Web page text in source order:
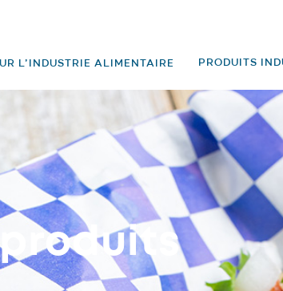
L’INDUSTRIE ALIMENTAIRE PRODUITS